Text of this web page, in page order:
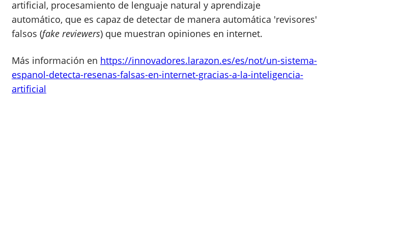
artificial, procesamiento de lenguaje natural y aprendizaje
automático, que es capaz de detectar de manera automática 'revisores'
falsos (fake reviewers) que muestran opiniones en internet.
Más información en https://innovadores.larazon.es/es/not/un-sistema-
espanol-detecta-resenas-falsas-en-internet-gracias-a-la-inteligencia-
artificial